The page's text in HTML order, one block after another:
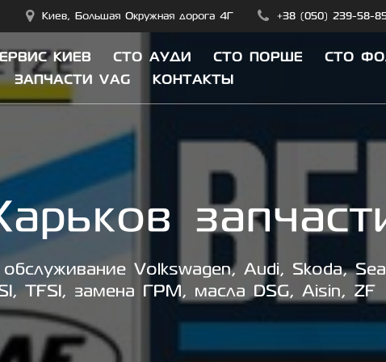
Киев, Большая Окружная дорога 4Г +38 (050) 239-58-
КИЕВ СТО АУДИ СТО ПОРШЕ СТО
ЗАПЧАСТИ VAG КОНТАКТЫ
Volkswagen, Audi, Skoda,
TFSI, замена ГРМ, масла DSG, Aisin, ZF